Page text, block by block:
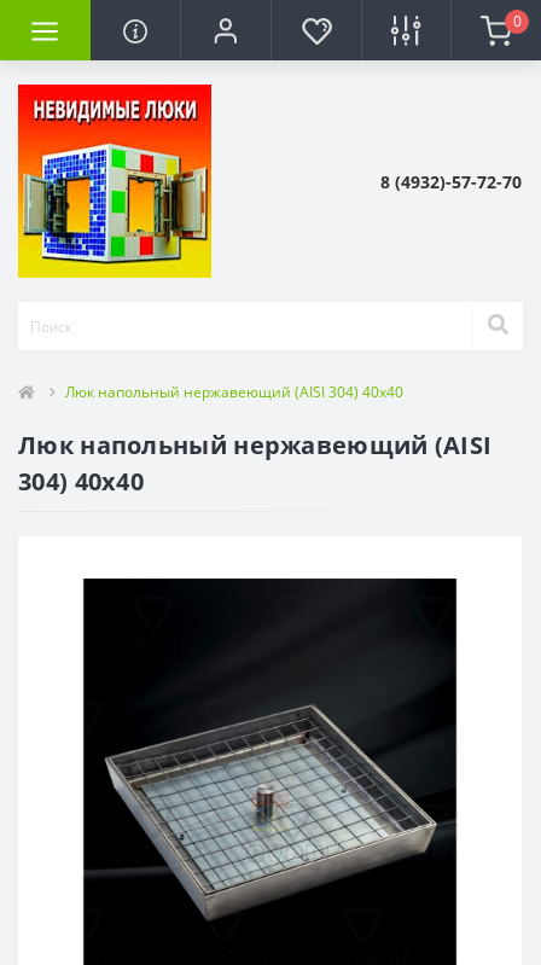
0
8 (4932)-57-72-70
Люк напольный нержавеющий (AISI 304) 40x40
Люк напольный нержавеющий (AISI
304) 40x40